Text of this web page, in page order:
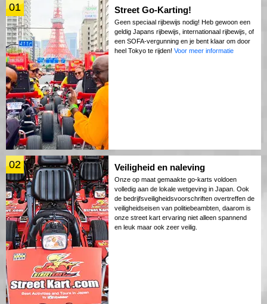
01 Street Go-Karting!
Geen speciaal rijbewijs nodig! Heb gewoon een
geldig Japans rijbewijs, internationaal rijbewijs, of
een SOFA-vergunning en je bent klaar om door
heel Tokyo te rijden! Voor meer informatie
02 Veiligheid en naleving
Onze op maat gemaakte go-karts voldoen
volledig aan de lokale wetgeving in Japan. Ook
de bedrijfsveiligheidsvoorschriften overtreffen de
veiligheidseisen van politiebeambten, daarom is
onze street kart ervaring niet alleen spannend
en leuk maar ook zeer veilig.